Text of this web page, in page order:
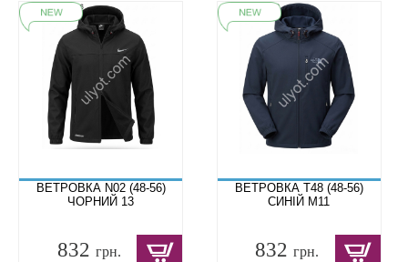
ВЕТРОВКА N02 (48-56)
ЧОРНИЙ 13
832 грн.
ВЕТРОВКА T48 (48-56)
СИНІЙ M11
832грн.